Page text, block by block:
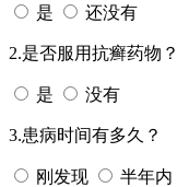
是 还没有
2.是否服用抗癣药物？
是 没有
3.患病时间有多久？
刚发现 半年内